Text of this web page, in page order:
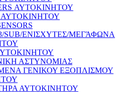
ΑΥΤΟΚΙΝΗΤΟΥ
ΑΥΤΟΚΙΝΗΤΟΥ
SUB/ΕΝΙΣΧΥΤΕΣ/ΜΕΓΆΦΩΝΑ
ΑΣΤΥΝΟΜΙΑΣ
ΓΕΝΙΚΟΥ ΕΞΟΠΛΙΣΜΟΥ
ΑΥΤΟΚΙΝΗΤΟΥ